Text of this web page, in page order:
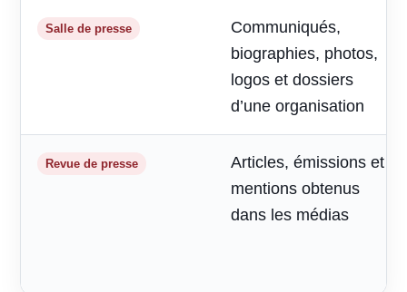
Salle de presse
Communiqués,
biographies, photos,
logos et dossiers
d’une organisation
Revue de presse
Articles, émissions et
mentions obtenus
dans les médias